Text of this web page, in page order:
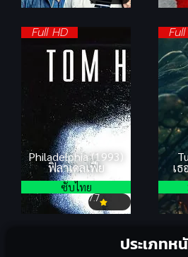
ประเภทห
Full HD
Philadelphia (1993)
ฟิลาเดลเฟีย
7.7
ซับไทย
เ